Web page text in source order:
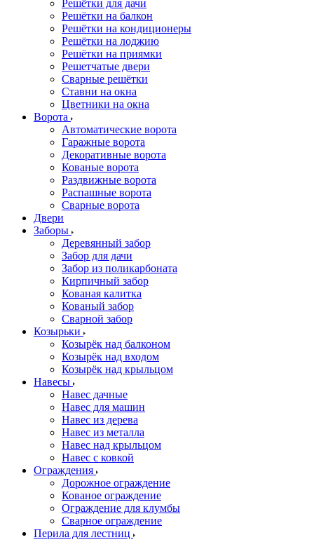
Решётки для дачи
Решётки на балкон
Решётки на кондиционеры
Решётки на лоджию
Решётки на приямки
Решетчатые двери
Сварные решётки
Ставни на окна
Цветники на окна
Ворота
Автоматические ворота
Гаражные ворота
Декоративные ворота
Кованые ворота
Раздвижные ворота
Распашные ворота
Сварные ворота
Двери
Заборы
Деревянный забор
Забор для дачи
Забор из поликарбоната
Кирпичный забор
Кованая калитка
Кованый забор
Сварной забор
Козырьки
Козырёк над балконом
Козырёк над входом
Козырёк над крыльцом
Навесы
Навес дачные
Навес для машин
Навес из дерева
Навес из металла
Навес над крыльцом
Навес с ковкой
Ограждения
Дорожное ограждение
Кованое ограждение
Ограждение для клумбы
Сварное ограждение
Перила для лестниц